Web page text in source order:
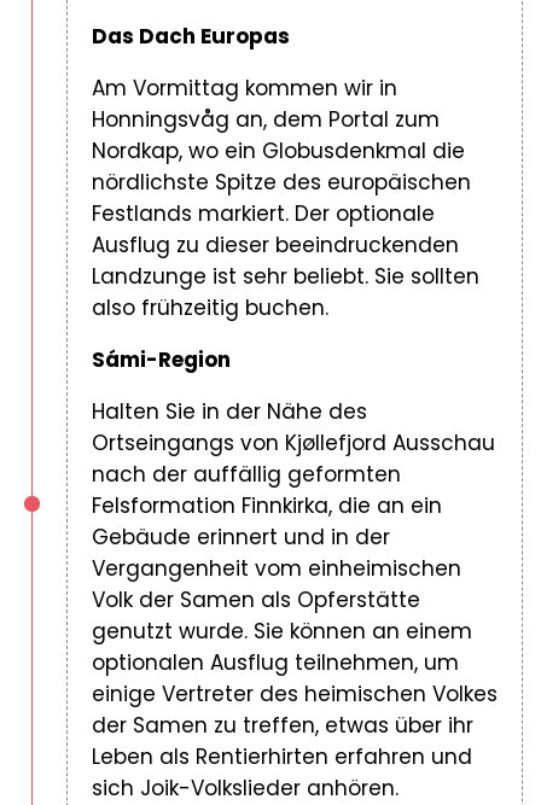
Das Dach Europas
Am Vormittag kommen wir in
Honningsvåg an, dem Portal zum
Nordkap, wo ein Globusdenkmal die
nördlichste Spitze des europäischen
Festlands markiert. Der optionale
Ausflug zu dieser beeindruckenden
Landzunge ist sehr beliebt. Sie sollten
also frühzeitig buchen.
Sámi-Region
Halten Sie in der Nähe des
Ortseingangs von Kjøllefjord Ausschau
nach der auffällig geformten
Felsformation Finnkirka, die an ein
Gebäude erinnert und in der
Vergangenheit vom einheimischen
Volk der Samen als Opferstätte
genutzt wurde. Sie können an einem
optionalen Ausflug teilnehmen, um
einige Vertreter des heimischen Volkes
der Samen zu treffen, etwas über ihr
Leben als Rentierhirten erfahren und
sich Joik-Volkslieder anhören.